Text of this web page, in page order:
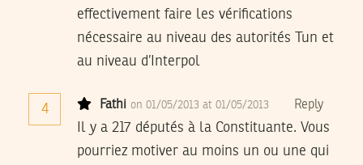
effectivement faire les vérifications
nécessaire au niveau des autorités Tun et
au niveau d’Interpol
4 Fathi on 01/05/2013 at 01/05/2013 Reply
Il y a 217 députés à la Constituante. Vous
pourriez motiver au moins un ou une qui